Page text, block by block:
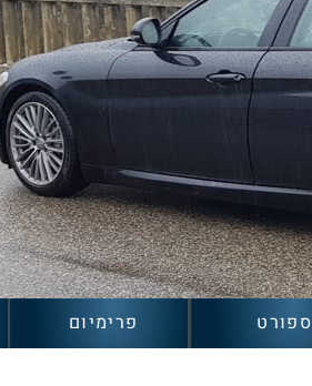
ספורט פרימיום